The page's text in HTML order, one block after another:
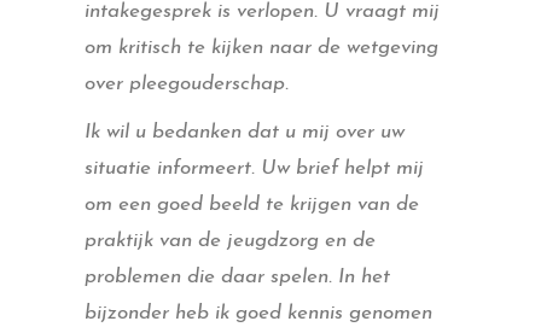
intakegesprek is verlopen. U vraagt mij
om kritisch te kijken naar de wetgeving
over pleegouderschap.
Ik wil u bedanken dat u mij over uw
situatie informeert. Uw brief helpt mij
om een goed beeld te krijgen van de
praktijk van de jeugdzorg en de
problemen die daar spelen. In het
bijzonder heb ik goed kennis genomen